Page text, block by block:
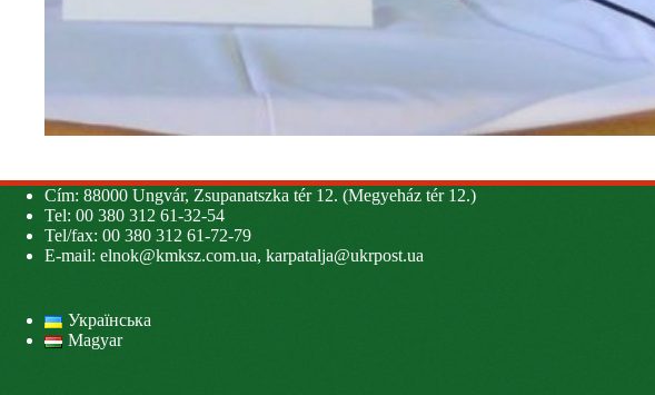
Cím: 88000 Ungvár, Zsupanatszka tér 12. (Megyeház tér 12.)
Tel: 00 380 312 61-32-54
Tel/fax: 00 380 312 61-72-79
E-mail: elnok@kmksz.com.ua, karpatalja@ukrpost.ua
Українська
Magyar